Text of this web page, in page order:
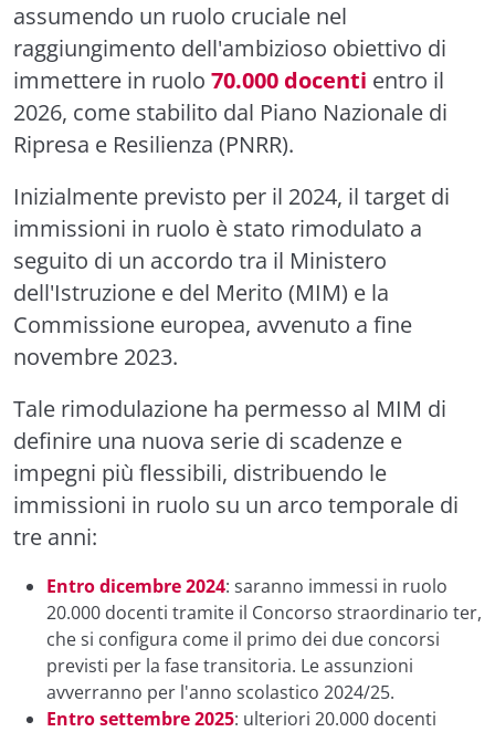
assumendo un ruolo cruciale nel
raggiungimento dell'ambizioso obiettivo di
immettere in ruolo 70.000 docenti entro il
2026, come stabilito dal Piano Nazionale di
Ripresa e Resilienza (PNRR).
Inizialmente previsto per il 2024, il target di
immissioni in ruolo è stato rimodulato a
seguito di un accordo tra il Ministero
dell'Istruzione e del Merito (MIM) e la
Commissione europea, avvenuto a fine
novembre 2023.
Tale rimodulazione ha permesso al MIM di
definire una nuova serie di scadenze e
impegni più flessibili, distribuendo le
immissioni in ruolo su un arco temporale di
tre anni:
Entro dicembre 2024: saranno immessi in ruolo
20.000 docenti tramite il Concorso straordinario ter,
che si configura come il primo dei due concorsi
previsti per la fase transitoria. Le assunzioni
avverranno per l'anno scolastico 2024/25.
Entro settembre 2025: ulteriori 20.000 docenti